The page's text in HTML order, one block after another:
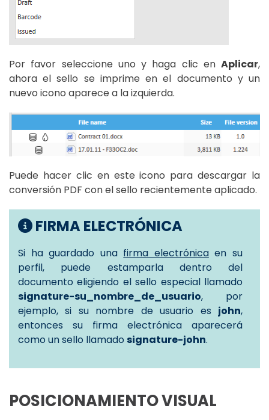
Por favor seleccione uno y haga clic en Aplicar,
ahora el sello se imprime en el documento y un
nuevo icono aparece a la izquierda.
Puede hacer clic en este icono para descargar la
conversión PDF con el sello recientemente aplicado.
FIRMA ELECTRÓNICA
Si ha guardado una firma electrónicaen su
perfil, puede estamparla dentro del
documento eligiendo el sello especial llamado
signature-su_nombre_de_usuario, por
ejemplo, si su nombre de usuario es john,
entonces su firma electrónica aparecerá
como un sello llamado signature-john.
POSICIONAMIENTO VISUAL